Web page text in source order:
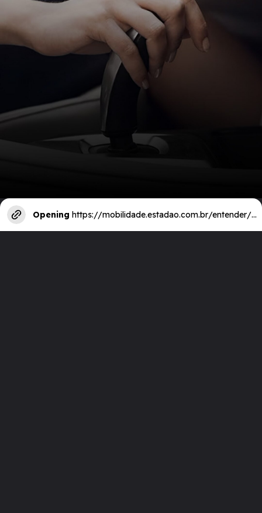
Opening https://mobilidade.estadao.com.br/entender/veja-quais-sao-as-vantagens-e-desvantagens-do-cambio-automatico/